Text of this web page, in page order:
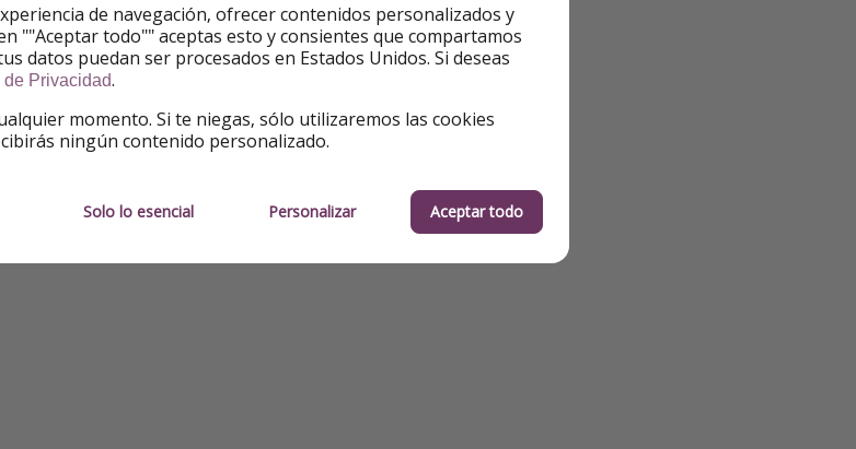
aeropuerto de origen ⬇️
de navegación, ofrecer contenidos personalizados y
""Aceptar todo"" aceptas esto y consientes que compartamos
datos puedan ser procesados en Estados Unidos. Si deseas
de Privacidad.
momento. Si te niegas, sólo utilizaremos las cookies
ningún contenido personalizado.
Solo lo esencial Personalizar Aceptar todo